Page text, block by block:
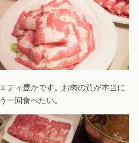
ティ豊かです。お肉の質が本当に
一回食べたい。